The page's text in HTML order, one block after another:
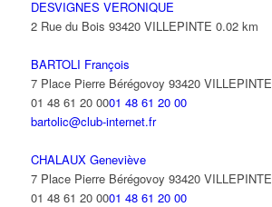
DESVIGNES VERONIQUE
2 Rue du Bois 93420 VILLEPINTE 0.02 km
BARTOLI François
7 Place Pierre Bérégovoy 93420 VILLEPINTE
01 48 61 20 0001 48 61 20 00
bartolic@club-internet.fr
CHALAUX Geneviève
7 Place Pierre Bérégovoy 93420 VILLEPINTE
01 48 61 20 0001 48 61 20 00